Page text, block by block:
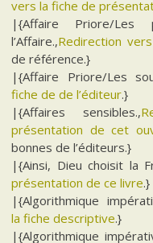
vers la fiche de
|{Affaire Priore/
l’Affaire.,Redirection
de référence.}
|{Affaire Priore/Les
fiche de de l’éditeur.}
|{Affaires sensibles.,
présentation de cet
bonnes de l’éditeurs.}
|{Ainsi, Dieu choisit la
présentation de ce livre.}
|{Algorithmique
la fiche descriptive.}
|{Algorithmique